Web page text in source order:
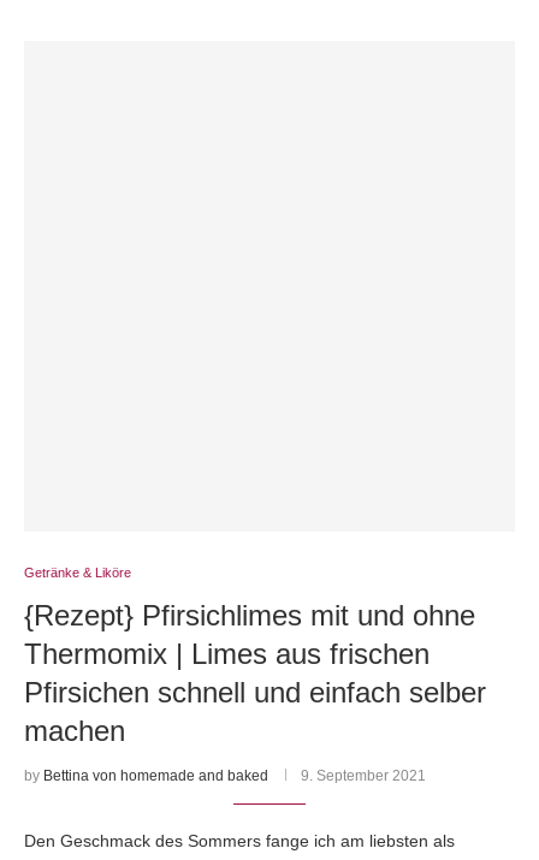
Getränke & Liköre
{Rezept} Pfirsichlimes mit und ohne
Thermomix | Limes aus frischen
Pfirsichen schnell und einfach selber
machen
by Bettina von homemade and baked 9. September 2021
Den Geschmack des Sommers fange ich am liebsten als